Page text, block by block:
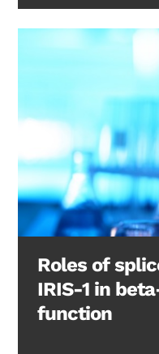
Roles of
IRIS-1 in
function